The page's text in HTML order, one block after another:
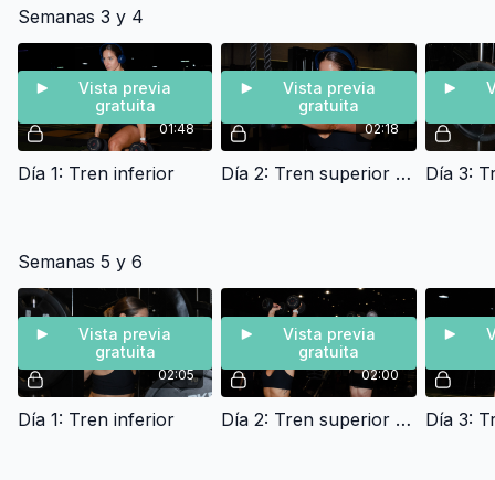
Semanas 3 y 4
01:48
Vista previa
gratuita
Día 1: Tren inferior
02:18
Vista previa
gratuita
Día 2: Tren superior + zona media Día 3:
Semanas 5 y 6
02:05
Vista previa
gratuita
Día 1: Tren inferior
02:00
Vista previa
gratuita
Día 2: Tren superior + zona media Día 3: